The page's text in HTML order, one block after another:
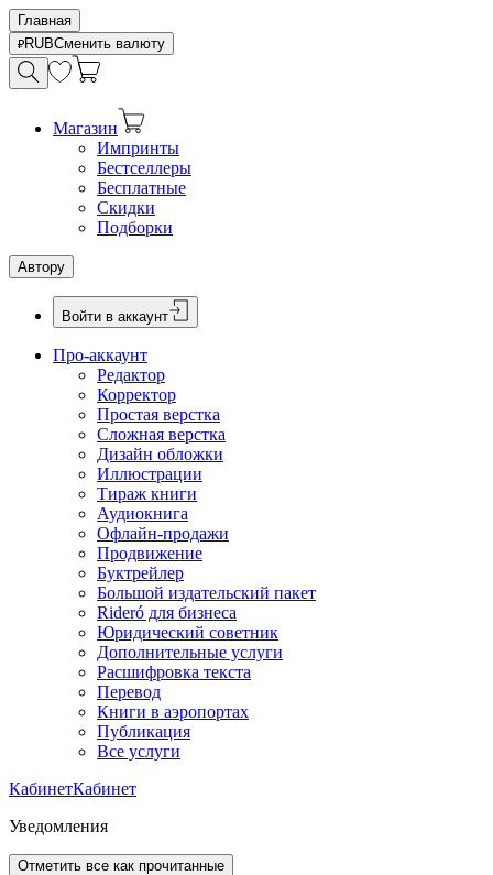
Главная
RUBСменить валюту
Магазин
Импринты
Бестселлеры
Бесплатные
Скидки
Подборки
Автору
Войти в аккаунт
Про-аккаунт
Редактор
Корректор
Простая верстка
Сложная верстка
Дизайн обложки
Иллюстрации
Тираж книги
Аудиокнига
Офлайн-продажи
Продвижение
Буктрейлер
Большой издательский пакет
Rideró для бизнеса
Юридический советник
Дополнительные услуги
Расшифровка текста
Перевод
Книги в аэропортах
Публикация
Все услуги
КабинетКабинет
Уведомления
Отметить все как прочитанные